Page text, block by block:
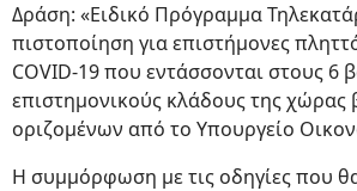
Δράση: «Ειδικό Πρόγραμμα
πιστοποίηση για επιστήμονες
COVID-19 που εντάσσονται στους 6
επιστημονικούς κλάδους της χώρας
οριζομένων από το Υπουργείο
Η συμμόρφωση με τις οδηγίες που